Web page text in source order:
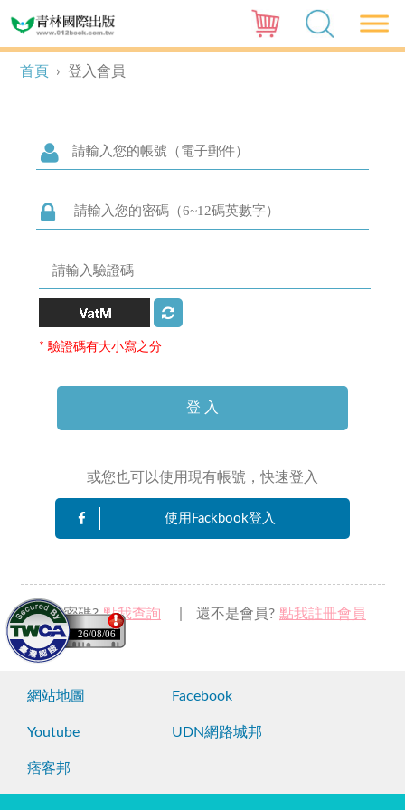
首頁 › 登入會員
* 驗證碼有大小寫之分
登 入
或您也可以使用現有帳號，快速登入
使用Fackbook登入
忘記密碼? 點我查詢 還不是會員? 點我註冊會員
26/08/06
網站地圖 Facebook
Youtube UDN網路城邦
痞客邦